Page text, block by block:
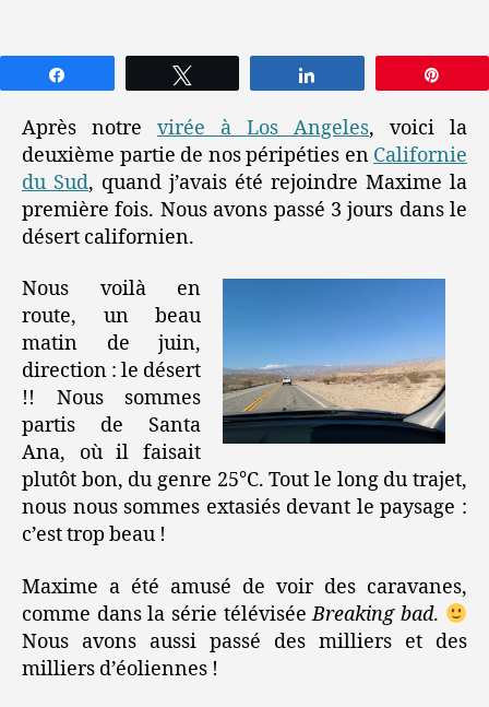
Après notre virée à Los Angeles, voici la
deuxième partie de nos péripéties en Californie
du Sud, quand j’avais été rejoindre Maxime la
première fois. Nous avons passé 3 jours dans le
désert californien.
Nous voilà en
route, un beau
matin de juin,
direction : le désert
!! Nous sommes
partis de Santa
Ana, où il faisait
plutôt bon, du genre 25°C. Tout le long du trajet,
nous nous sommes extasiés devant le paysage :
c’est trop beau !
Maxime a été amusé de voir des caravanes,
comme dans la série téléviséeBreaking bad.
Nous avons aussi passé des milliers et des
milliers d’éoliennes !